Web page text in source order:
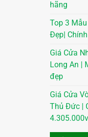
hãng
Top 3
Đẹp|
Giá Cửa
Long An |
đẹp
Giá Cửa
Thủ Đức |